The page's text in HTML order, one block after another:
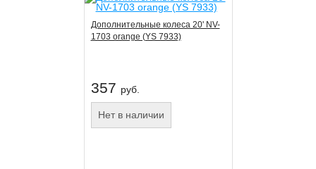
Дополнительные колеса 20' NV-
1703 orange (YS 7933)
357 руб.
Нет в наличии